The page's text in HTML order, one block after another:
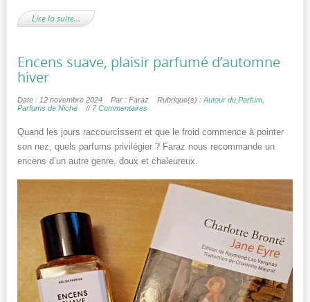
Lire la suite…
Encens suave, plaisir parfumé d’automne
hiver
Date : 12 novembre 2024 Par : Faraz Rubrique(s) : Autour du Parfum
Parfums de Niche
// 7 Commentaires
Quand les jours raccourcissent et que le froid commence à pointer
son nez, quels parfums privilégier ? Faraz nous recommande un
encens d’un autre genre, doux et chaleureux.